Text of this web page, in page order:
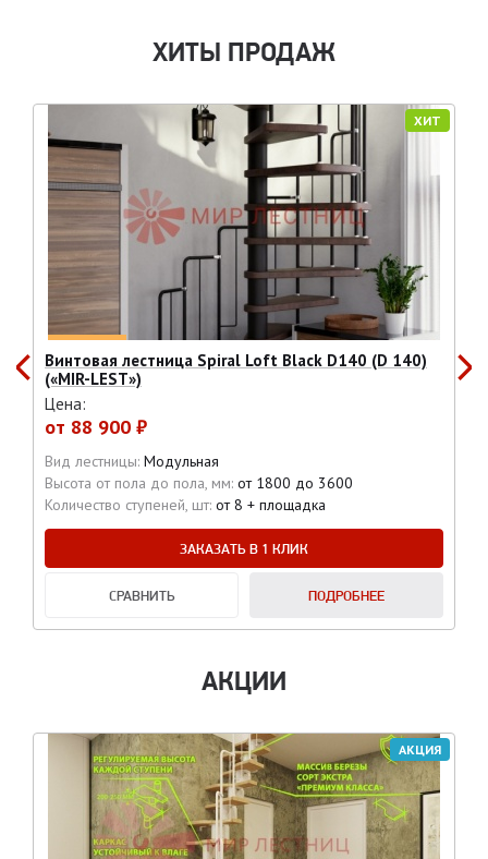
ХИТЫ ПРОДАЖ
ХИТ
Винтовая лестница Spiral Loft Black D140 (D 140)
(«MIR-LEST»)
Цена:
от 88 900 ₽
Вид лестницы: Модульная
Высота от пола до пола, мм: от 1800 до 3600
Количество ступеней, шт: от 8 + площадка
ЗАКАЗАТЬ В 1 КЛИК
СРАВНИТЬ ПОДРОБНЕЕ
АКЦИИ
АКЦИЯ